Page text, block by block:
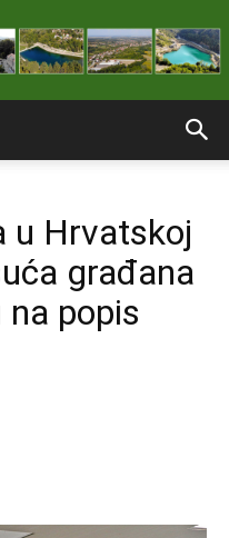
u Hrvatskoj
građana
na popis